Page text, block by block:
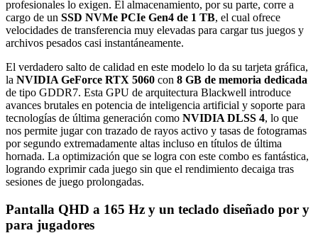
profesionales lo exigen. El almacenamiento, por su parte, corre a
cargo de un SSD NVMe PCIe Gen4 de 1 TB, el cual ofrece
velocidades de transferencia muy elevadas para cargar tus juegos y
archivos pesados casi instantáneamente.
El verdadero salto de calidad en este modelo lo da su tarjeta gráfica,
la NVIDIA GeForce RTX 5060 con 8 GB de memoria dedicada
de tipo GDDR7. Esta GPU de arquitectura Blackwell introduce
avances brutales en potencia de inteligencia artificial y soporte para
tecnologías de última generación como NVIDIA DLSS 4, lo que
nos permite jugar con trazado de rayos activo y tasas de fotogramas
por segundo extremadamente altas incluso en títulos de última
hornada. La optimización que se logra con este combo es fantástica,
logrando exprimir cada juego sin que el rendimiento decaiga tras
sesiones de juego prolongadas.
Pantalla QHD a 165 Hz y un teclado diseñado por y
para jugadores